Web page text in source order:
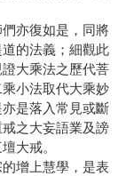
亦復如是，同將
的法義；細觀此
大乘法之歷代菩
小法取代大乘妙
是落入常見或斷
之大妄語業及謗
大戒。
增上慧學，是表